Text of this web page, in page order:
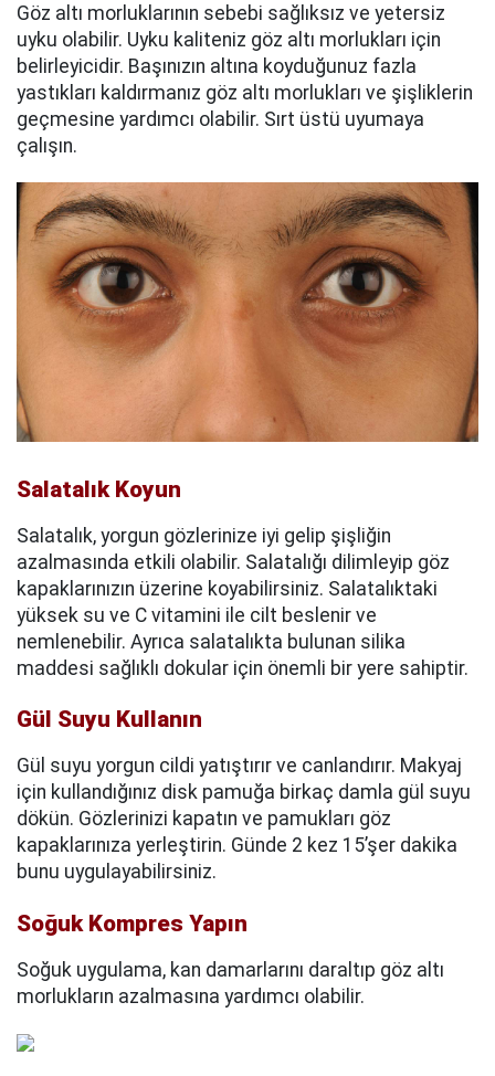
Göz altı morluklarının sebebi sağlıksız ve yetersiz
uyku olabilir. Uyku kaliteniz göz altı morlukları için
belirleyicidir. Başınızın altına koyduğunuz fazla
yastıkları kaldırmanız göz altı morlukları ve şişliklerin
geçmesine yardımcı olabilir. Sırt üstü uyumaya
çalışın.
Salatalık Koyun
Salatalık, yorgun gözlerinize iyi gelip şişliğin
azalmasında etkili olabilir. Salatalığı dilimleyip göz
kapaklarınızın üzerine koyabilirsiniz. Salatalıktaki
yüksek su ve C vitamini ile cilt beslenir ve
nemlenebilir. Ayrıca salatalıkta bulunan silika
maddesi sağlıklı dokular için önemli bir yere sahiptir.
Gül Suyu Kullanın
Gül suyu yorgun cildi yatıştırır ve canlandırır. Makyaj
için kullandığınız disk pamuğa birkaç damla gül suyu
dökün. Gözlerinizi kapatın ve pamukları göz
kapaklarınıza yerleştirin. Günde 2 kez 15’şer dakika
bunu uygulayabilirsiniz.
Soğuk Kompres Yapın
Soğuk uygulama, kan damarlarını daraltıp göz altı
morlukların azalmasına yardımcı olabilir.